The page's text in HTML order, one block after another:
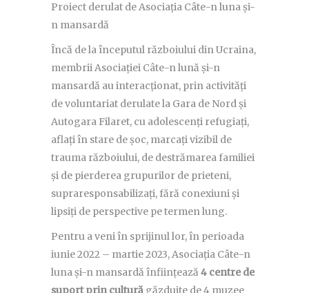
Proiect derulat de Asociația Câte-n luna și-
n mansardă
Încă de la începutul războiului din Ucraina,
membrii Asociației Câte-n lună și-n
mansardă au interacționat, prin activități
de voluntariat derulate la Gara de Nord și
Autogara Filaret, cu adolescenți refugiați,
aflați în stare de șoc, marcați vizibil de
trauma războiului, de destrămarea familiei
și de pierderea grupurilor de prieteni,
supraresponsabilizați, fără conexiuni și
lipsiți de perspective pe termen lung.
Pentru a veni în sprijinul lor, în perioada
iunie 2022 – martie 2023, Asociația Câte-n
luna și-n mansardă înființează 4 centre de
suport prin cultură găzduite de 4 muzee